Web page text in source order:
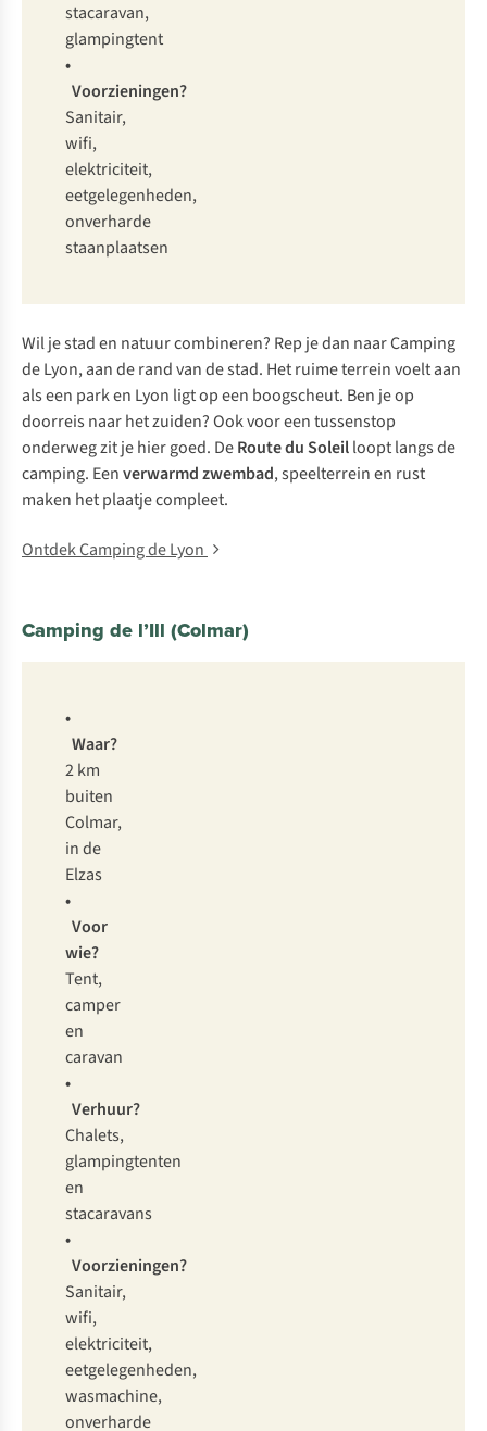
stacaravan,
glampingtent
•
Voorzieningen?
Sanitair,
wifi,
elektriciteit,
eetgelegenheden,
onverharde
staanplaatsen
Wil je stad en natuur combineren? Rep je dan naar Camping
de Lyon, aan de rand van de stad. Het ruime terrein voelt aan
als een park en Lyon ligt op een boogscheut. Ben je op
doorreis naar het zuiden? Ook voor een tussenstop
onderweg zit je hier goed. DeRoute du Soleilloopt langs de
camping. Eenverwarmd zwembad, speelterrein en rust
maken het plaatje compleet.
Ontdek Camping de Lyon
Camping de l’Ill (Colmar)
•
Waar?
2 km
buiten
Colmar,
in de
Elzas
•
Voor
wie?
Tent,
camper
en
caravan
•
Verhuur?
Chalets,
glampingtenten
en
stacaravans
•
Voorzieningen?
Sanitair,
wifi,
elektriciteit,
eetgelegenheden,
wasmachine,
onverharde